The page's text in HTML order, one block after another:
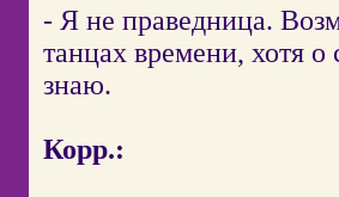
- Я не праведница.
танцах времени, хотя
знаю.
Корр.: